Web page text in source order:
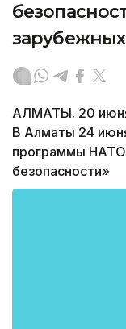
АЛМАТЫ. 20
В Алматы 24
программы НАТО
безопасности»